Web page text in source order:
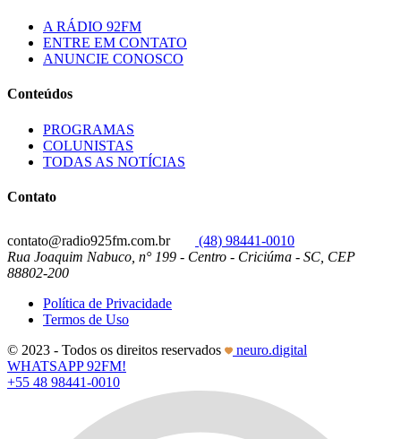
A RÁDIO 92FM
ENTRE EM CONTATO
ANUNCIE CONOSCO
Conteúdos
PROGRAMAS
COLUNISTAS
TODAS AS NOTÍCIAS
Contato
contato@radio925fm.com.br
(48) 98441-0010
Rua Joaquim Nabuco, n° 199 - Centro - Criciúma - SC, CEP
88802-200
Política de Privacidade
Termos de Uso
© 2023 - Todos os direitos reservados
neuro.digital
WHATSAPP 92FM!
+55 48 98441-0010